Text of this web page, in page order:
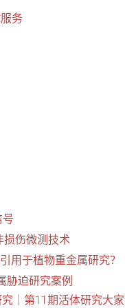
务
号
损伤微测技术
用于植物重金属研究？
胁迫研究案例
｜第11期活体研究大